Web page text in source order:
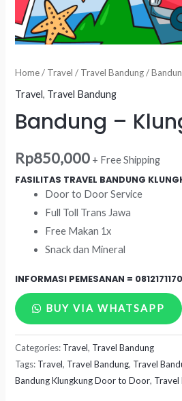
Home/ Travel / Travel Bandung/
Travel, Travel Bandung
Bandung –
Rp850,000 + Free Shipping
FASILITAS TRAVEL BANDUNG
Door to Door Service
Full Toll Trans Jawa
Free Makan 1x
Snack dan Mineral
INFORMASI PEMESANAN =
BUY VIA WHATSAPP
Bandung
-
Klungkung
quantity
Categories: Travel, Travel Bandung
Tags: Travel, Travel Bandung, Travel
Bandung Klungkung Door to Door, Travel